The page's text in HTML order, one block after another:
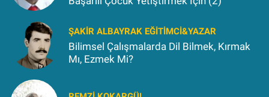
ŞAKIR ALBAYRAK EĞITIMCI&YAZAR
Bilimsel Çalışmalarda Dil Bilmek, Kırmak
Mı, Ezmek Mi?